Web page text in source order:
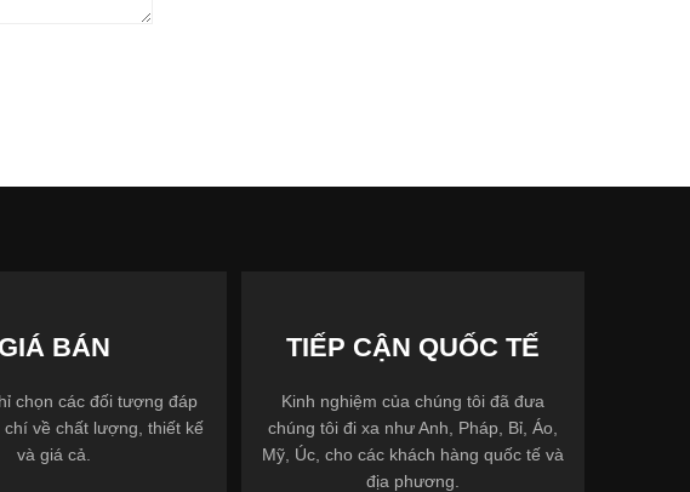
GIÁ BÁN
chọn các đối tượng đáp
chí về chất lượng, thiết kế
và giá cả.
TIẾP CẬN QUỐC TẾ
Kinh nghiệm của chúng tôi đã đưa
chúng tôi đi xa như Anh, Pháp, Bỉ, Áo,
Mỹ, Úc, cho các khách hàng quốc tế và
địa phương.